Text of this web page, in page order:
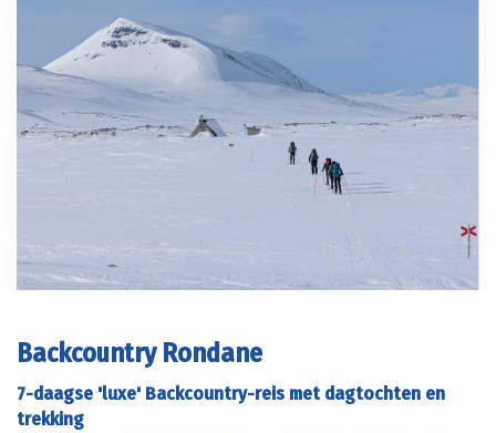
Backcountry Rondane
7-daagse 'luxe' Backcountry-reis met dagtochten en
trekking